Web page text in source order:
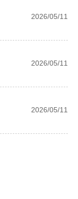
2026/05/11
2026/05/11
2026/05/11